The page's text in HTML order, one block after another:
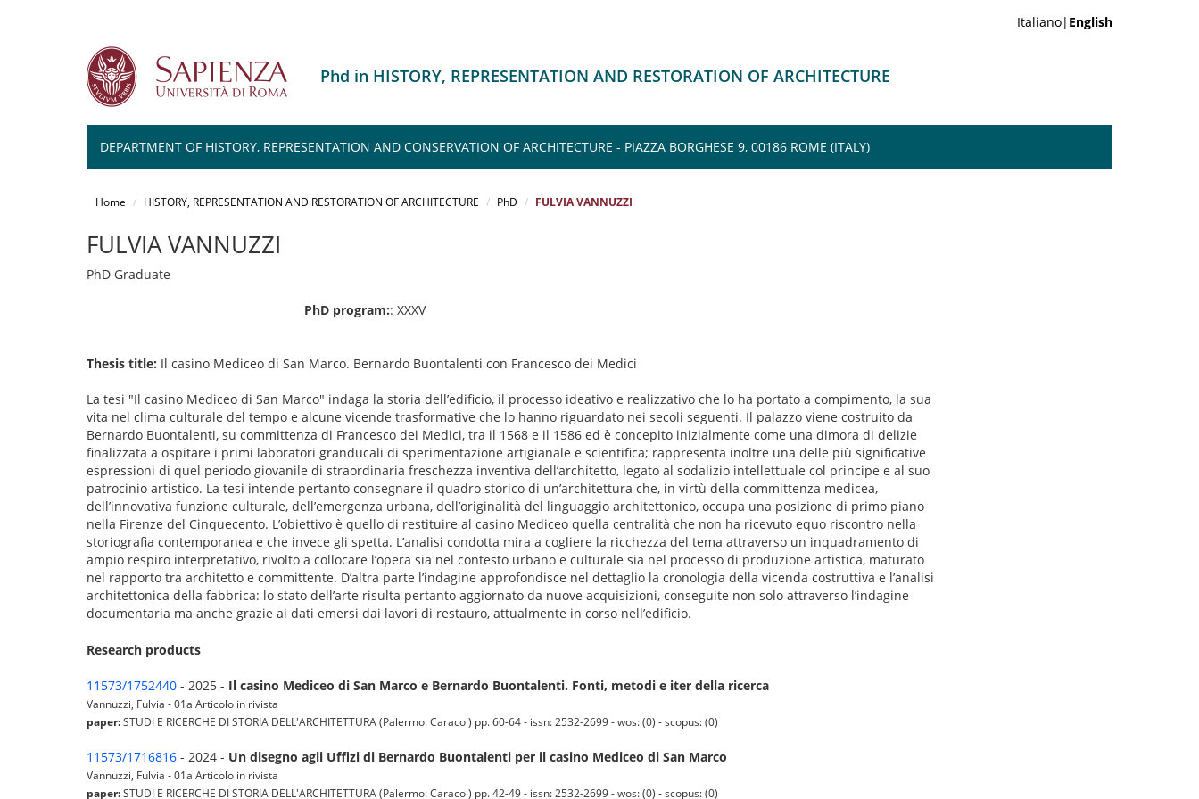
Italiano| English
Phd in HISTORY, REPRESENTATION AND RESTORATION OF ARCHITECTURE
DEPARTMENT OF HISTORY, REPRESENTATION AND CONSERVATION OF ARCHITECTURE - PIAZZA BORGHESE 9, 00186 ROME (ITALY)
Home HISTORY, REPRESENTATION AND RESTORATION OF ARCHITECTURE PhD FULVIA VANNUZZI
FULVIA VANNUZZI
PhD Graduate
PhD program:: XXXV
Thesis title: Il casino Mediceo di San Marco. Bernardo Buontalenti con Francesco dei Medici
La tesi "Il casino Mediceo di San Marco" indaga la storia dell’edificio, il processo ideativo e realizzativo che lo ha portato a compimento, la sua
vita nel clima culturale del tempo e alcune vicende trasformative che lo hanno riguardato nei secoli seguenti. Il palazzo viene costruito da
Bernardo Buontalenti, su committenza di Francesco dei Medici, tra il 1568 e il 1586 ed è concepito inizialmente come una dimora di delizie
finalizzata a ospitare i primi laboratori granducali di sperimentazione artigianale e scientifica; rappresenta inoltre una delle più significative
espressioni di quel periodo giovanile di straordinaria freschezza inventiva dell’architetto, legato al sodalizio intellettuale col principe e al suo
patrocinio artistico. La tesi intende pertanto consegnare il quadro storico di un’architettura che, in virtù della committenza medicea,
dell’innovativa funzione culturale, dell’emergenza urbana, dell’originalità del linguaggio architettonico, occupa una posizione di primo piano
nella Firenze del Cinquecento. L’obiettivo è quello di restituire al casino Mediceo quella centralità che non ha ricevuto equo riscontro nella
storiografia contemporanea e che invece gli spetta. L’analisi condotta mira a cogliere la ricchezza del tema attraverso un inquadramento di
ampio respiro interpretativo, rivolto a collocare l’opera sia nel contesto urbano e culturale sia nel processo di produzione artistica, maturato
nel rapporto tra architetto e committente. D’altra parte l’indagine approfondisce nel dettaglio la cronologia della vicenda costruttiva e l’analisi
architettonica della fabbrica: lo stato dell’arte risulta pertanto aggiornato da nuove acquisizioni, conseguite non solo attraverso l’indagine
documentaria ma anche grazie ai dati emersi dai lavori di restauro, attualmente in corso nell’edificio.
Research products
11573/1752440 - 2025 - Il casino Mediceo di San Marco e Bernardo Buontalenti. Fonti, metodi e iter della ricerca
Vannuzzi, Fulvia - 01a Articolo in rivista
paper:STUDI E RICERCHE DI STORIA DELL'ARCHITETTURA (Palermo: Caracol) pp. 60-64 - issn: 2532-2699 - wos: (0) - scopus: (0)
11573/1716816 - 2024 - Un disegno agli Uffizi di Bernardo Buontalenti per il casino Mediceo di San Marco
Vannuzzi, Fulvia - 01a Articolo in rivista
paper:STUDI E RICERCHE DI STORIA DELL'ARCHITETTURA (Palermo: Caracol) pp. 42-49 - issn: 2532-2699 - wos: (0) - scopus: (0)